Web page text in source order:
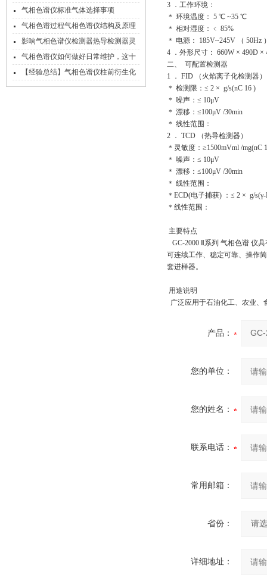
气相色谱仪标准气体选择事项
气相色谱过程气相色谱仪结构及原理
影响气相色谱仪检测器热导检测器灵
敏度的因素
气相色谱仪如何做好日常维护，这十
一个习惯很重要！
【经验总结】气相色谱仪柱前衍生化
的常见方法总汇
3 ．工作环境：
＊ 环境温度： 5 ℃ ~35 ℃
＊ 相对湿度：﹤ 85%
＊ 电源： 185V~245V （ 50Hz
4 ．外形尺寸： 660W × 490D
二、 可配置检测器
1 ． FID （火焰离子化检测器）
＊ 检测限：≤ 2 × g/s(nC 16 )
＊ 噪声：≤ 10μV
＊ 漂移：≤100μV /30min
＊ 线性范围：
2 ． TCD （热导检测器）
＊灵敏度：≥1500mVml /mg(nC
＊ 噪声：≤ 10μV
＊ 漂移：≤100μV /30min
＊ 线性范围：
＊ECD(电子捕获) ：≤ 2 × g/
＊线性范围：
主要特点
GC-2000 Ⅱ系列 气相色谱 仪
可连续工作、稳定可靠、操作
套进样器。
用途说明
广泛应用于石油化工、农业
产品：
您的单位：
您的姓名：
联系电话：
常用邮箱：
省份：
详细地址：